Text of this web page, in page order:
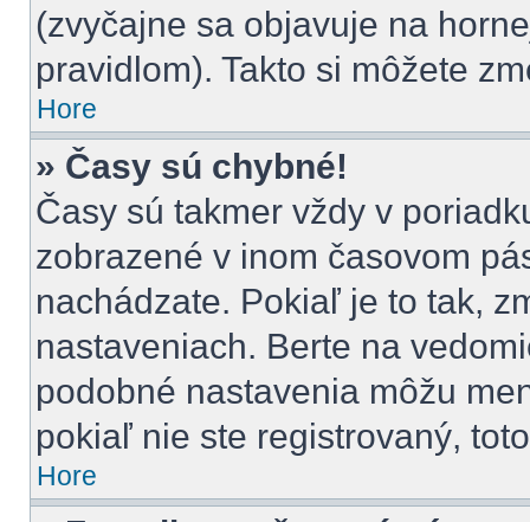
(zvyčajne sa objavuje na
pravidlom). Takto si môžete
Hore
» Časy sú chybné!
Časy sú takmer vždy v
zobrazené v inom časovom
nachádzate. Pokiaľ je to tak,
nastaveniach. Berte na
podobné nastavenia môžu
pokiaľ nie ste registrovaný,
Hore